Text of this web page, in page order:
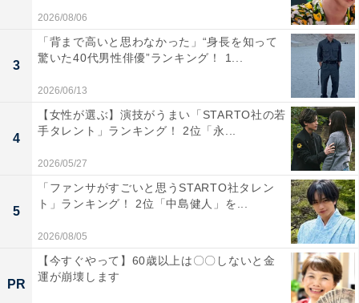
※回答コメントは原文ママです
次ページ 11位までのランキング結果を見る
2026/08/06
3
「背まで高いと思わなかった」“身長を知って
驚いた40代男性俳優”ランキング！ 1...
2026/06/13
4
【女性が選ぶ】演技がうまい「STARTO社の若
手タレント」ランキング！ 2位「永...
2026/05/27
5
「ファンサがすごいと思うSTARTO社タレン
ト」ランキング！ 2位「中島健人」を...
2026/08/05
PR
【今すぐやって】60歳以上は〇〇しないと金
運が崩壊します